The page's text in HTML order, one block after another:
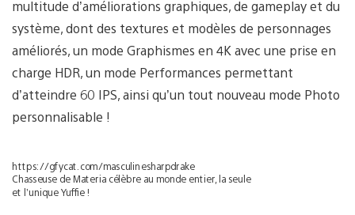
multitude d’améliorations graphiques, de gameplay et du
système, dont des textures et modèles de personnages
améliorés, un mode Graphismes en 4K avec une prise en
charge HDR, un mode Performances permettant
d’atteindre 60 IPS, ainsi qu’un tout nouveau mode Photo
personnalisable !
https://gfycat.com/masculinesharpdrake
Chasseuse de Materia célèbre au monde entier, la seule
et l’unique Yuffie !